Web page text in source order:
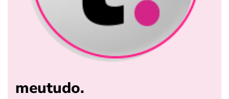
meutudo.